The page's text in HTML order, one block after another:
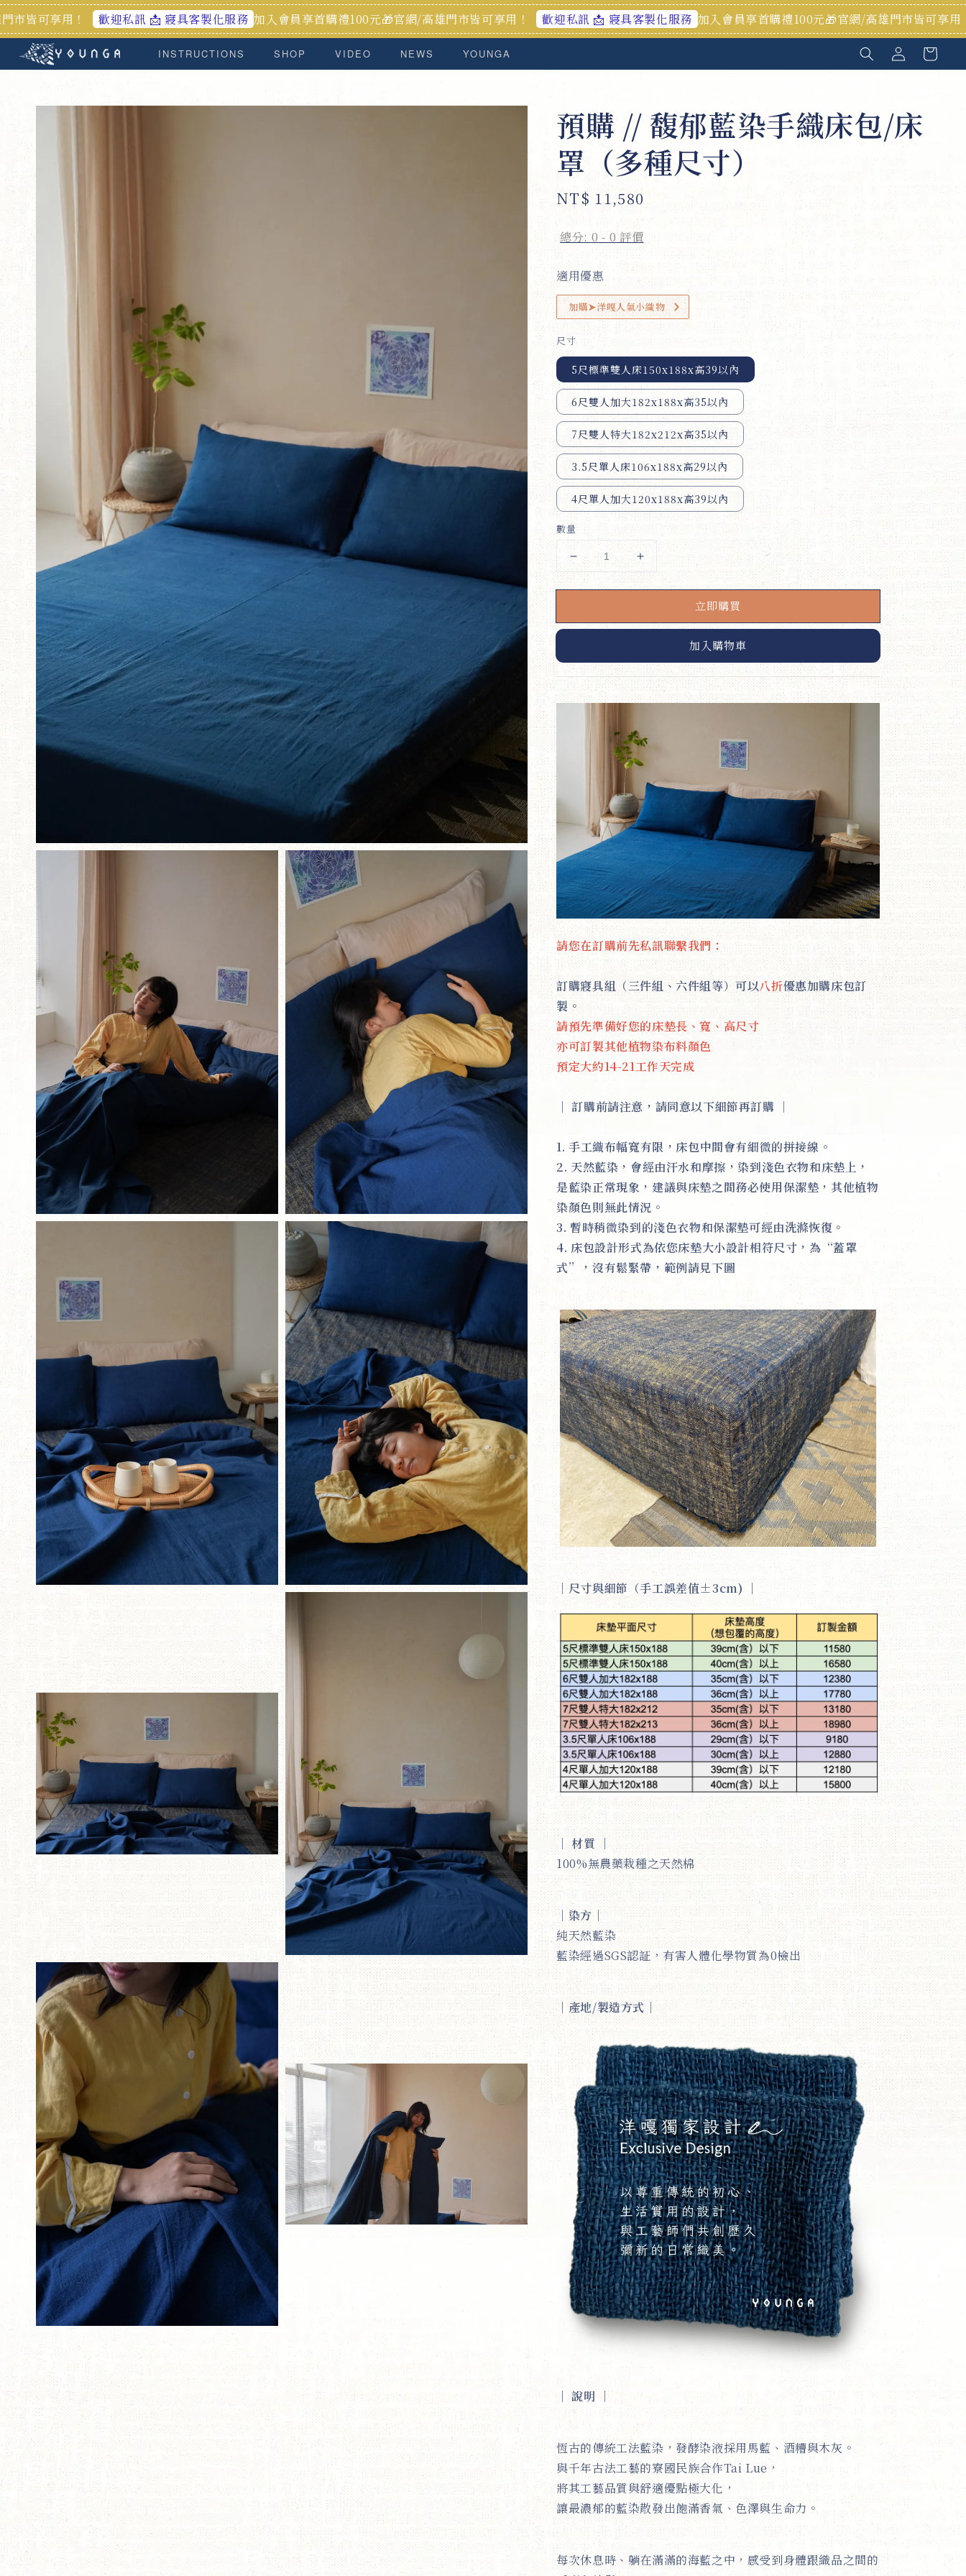
歡迎私訊 📩 寢具客製化服務 加入會員享首購禮100元🎁官網/高雄門市皆可享用！ 歡迎私訊 📩 寢具客製化服務 加入會員享首購禮100元🎁官網/高雄門市皆可享用！ 歡迎私訊
INSTRUCTIONS SHOP VIDEO NEWS YOUNGA
預購 // 馥郁藍染手織床包/床
罩（多種尺寸）
Regular
NT$ 11,580
總分: 0 -0 評價
適用優惠
加購➤洋嘎人氣小織物
尺寸
5尺標準雙人床150x188x高39以內
6尺雙人加大182x188x高35以內
7尺雙人特大182x212x高35以內
3.5尺單人床106x188x高29以內
4尺單人加大120x188x高39以內
數量
立即購買
加入購物車
請您在訂購前先私訊聯繫我們：
訂購寢具組（三件組、六件組等）可以八折優惠加購床包訂
製。
請預先準備好您的床墊長、寬、高尺寸
亦可訂製其他植物染布料顏色
預定大約14-21工作天完成
｜ 訂購前請注意，請同意以下細節再訂購 ｜
1. 手工織布幅寬有限，床包中間會有細微的拼接線。
2. 天然藍染，會經由汗水和摩擦，染到淺色衣物和床墊上，
是藍染正常現象，建議與床墊之間務必使用保潔墊，其他植物
染顏色則無此情況。
3. 暫時稍微染到的淺色衣物和保潔墊可經由洗滌恢復。
4. 床包設計形式為依您床墊大小設計相符尺寸，為“蓋罩
式”，沒有鬆緊帶，範例請見下圖
｜ 尺寸與細節（手工誤差值±3cm) ｜
｜ 材質 ｜
100%無農藥栽種之天然棉
｜ 染方 ｜
純天然藍染
藍染經過SGS認証，有害人體化學物質為0檢出
｜ 產地/製造方式｜
｜ 說明 ｜
恆古的傳統工法藍染，發酵染液採用馬藍、酒糟與木灰。
與千年古法工藝的寮國民族合作Tai Lue，
將其工藝品質與舒適優點極大化，
讓最濃郁的藍染散發出飽滿香氣、色澤與生命力。
每次休息時、躺在滿滿的海藍之中，感受到身體跟織品之間的